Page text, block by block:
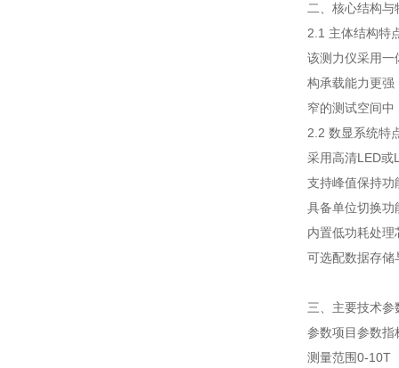
二、核心结构与
2.1 主体结构特
该测力仪采用一
构承载能力更强
窄的测试空间
2.2 数显系统特
采用高清LED或
支持峰值保持功
具备单位切换功
内置低功耗处
可选配数据存储
三、主要技术参
参数项目参数指
测量范围0-10T